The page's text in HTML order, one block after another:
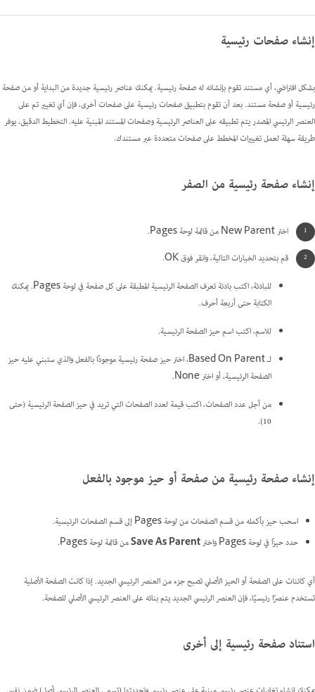
إنشاء صفحات رئيسية
بشكل افتراضي، أي مستند تقوم بإنشائه له صفحة رئيسية. يمكنك عناصر رئيسية جديدة من البداية أو من صفحة
رئيسية أو صفحة مستند. بعد أن تقوم بتطبيق صفحات رئيسية على صفحات أخرى، فإن أي تغيير تم على
العنصر الرئيسي المصدر يتم تطبيقه على العناصر الرئيسية وصفحات المستند المبنية عليه. التخطيط الدقيق، يوفر
طريقة سهلة لعمل تغييرات المخطط على صفحات متعددة عبر مستندك.
إنشاء صفحة رئيسية من الصفر
اختر New Parent من قائمة لوحة Pages.
قم بتحديد الخيارات التالية، وانقر فوق OK.
للبادئة، اكتب بادئة تعرف الصفحة الرئيسية المطبقة على كل صفحة في لوحة Pages. يمكنك
الكتابة حتى أربعة أحرف.
للاسم، اكتب اسم حيز الصفحة الرئيسية.
لـ Based On Parent، اختر حيز صفحة رئيسية موجودًا بالفعل والذي ستبني عليه حيز
الصفحة الرئيسية، أو اختر None.
من أجل عدد الصفحات، اكتب قيمة لعدد الصفحات التي تريد في حيز الصفحة الرئيسية (حتى
10).
إنشاء صفحة رئيسية من صفحة أو حيز موجود بالفعل
اسحب حيز بأكمله من قسم الصفحات من لوحة Pages إلى قسم الصفحات الرئيسية.
حدد حيزًا في لوحة Pages واختر
Save AsParent من قائمة لوحة Pages.
أي كائنات على الصفحة أو الحيز الأصلي تصبح جزء من العنصر الرئيسي الجديد. إذا كانت الصفحة الأصلية
تستخدم عنصرًا رئيسيًا، فإن العنصر الرئيسي الجديد يتم بنائه على العنصر الرئيسي الأصلي للصفحة.
استناد صفحة رئيسية إلى أخرى